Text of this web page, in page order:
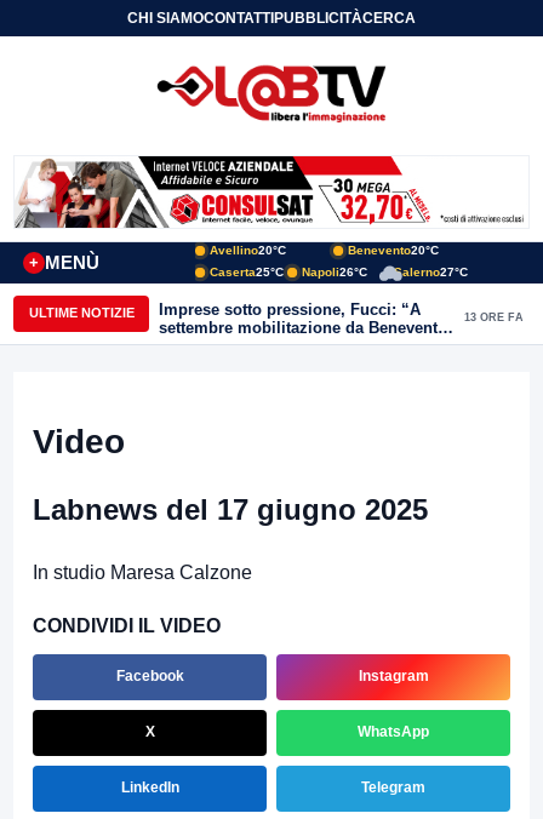
CHI SIAMOCONTATTIPUBBLICITÀCERCA
MENÙ
+
Avellino20°C Benevento20°C
Caserta25°C Napoli26°C Salerno27°C
ULTIME NOTIZIE
Imprese sotto pressione, Fucci: “A
settembre mobilitazione da Benevento
e Avellino”
13 ORE FA
Video
Labnews del 17 giugno 2025
In studio Maresa Calzone
CONDIVIDI IL VIDEO
Facebook Instagram
X WhatsApp
LinkedIn Telegram